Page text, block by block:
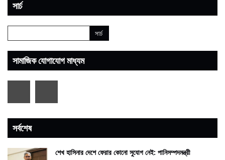
সার্চ
সামাজিক যোগাযোগ মাধ্যম
সর্বশেষ
শেখ হাসিনার দেশে ফেরার কোনো সুযোগ নেই: পানিসম্পদমন্ত্রী